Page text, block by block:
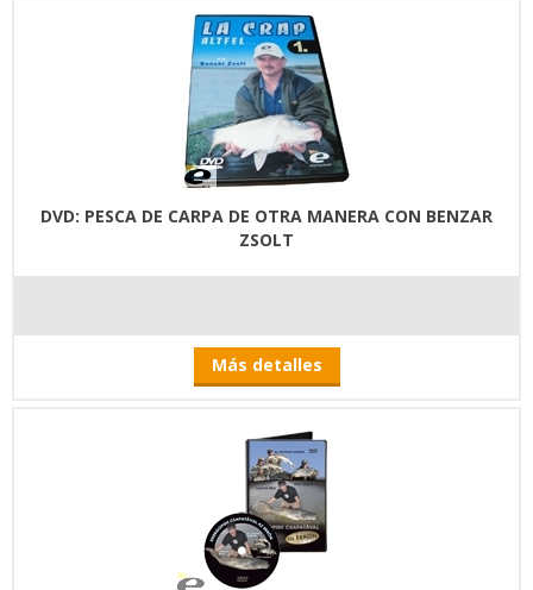
DVD: PESCA DE CARPA DE OTRA MANERA CON BENZAR
ZSOLT
Más detalles